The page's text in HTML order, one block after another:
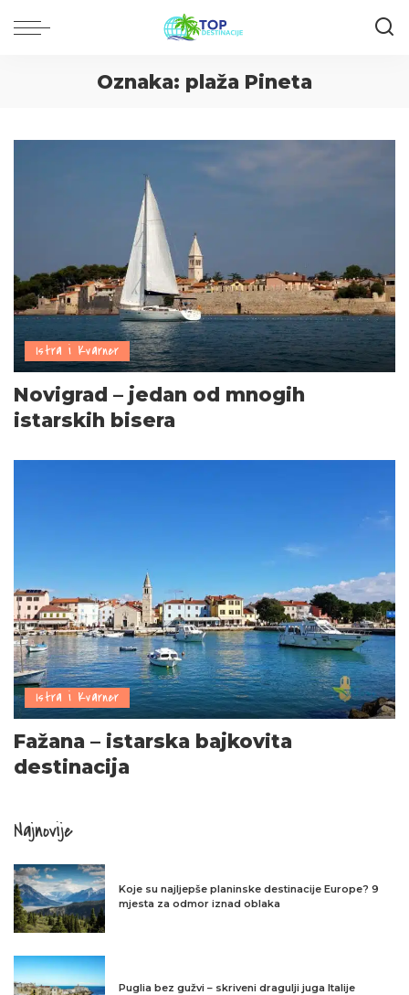
Oznaka: plaža Pineta
Istra i Kvarner
Novigrad – jedan od mnogih
istarskih bisera
Istra i Kvarner
Fažana – istarska bajkovita
destinacija
Najnovije
Koje su najljepše planinske destinacije Europe? 9
mjesta za odmor iznad oblaka
Puglia bez gužvi – skriveni dragulji juga Italije